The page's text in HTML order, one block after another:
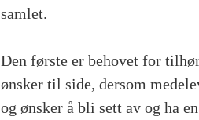
samlet.
Den første er behovet for
ønsker til side, dersom
og ønsker å bli sett av og ha